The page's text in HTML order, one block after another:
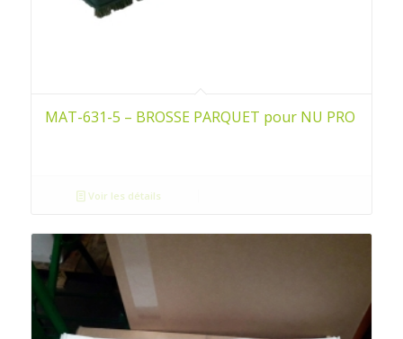
MAT-631-5 – BROSSE PARQUET pour NU PRO
Voir les détails